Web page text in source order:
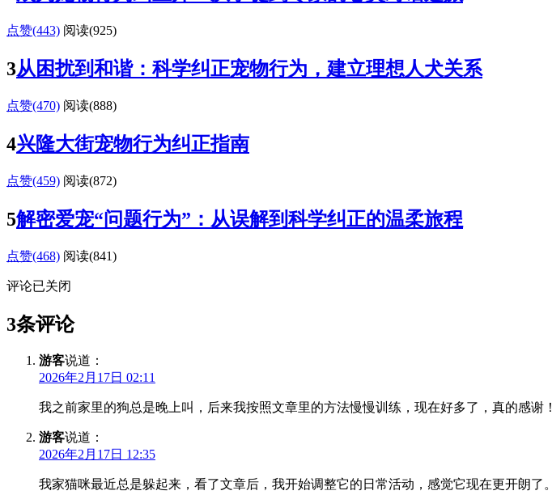
点赞(443) 阅读(925)
3从困扰到和谐：科学纠正宠物行为，建立理想人犬关系
点赞(470) 阅读(888)
4兴隆大街宠物行为纠正指南
点赞(459) 阅读(872)
5解密爱宠“问题行为”：从误解到科学纠正的温柔旅程
点赞(468) 阅读(841)
评论已关闭
3条评论
游客说道：
2026年2月17日 02:11
我之前家里的狗总是晚上叫，后来我按照文章里的方法慢慢训练，现在好多了，真的感谢！
游客说道：
2026年2月17日 12:35
我家猫咪最近总是躲起来，看了文章后，我开始调整它的日常活动，感觉它现在更开朗了。